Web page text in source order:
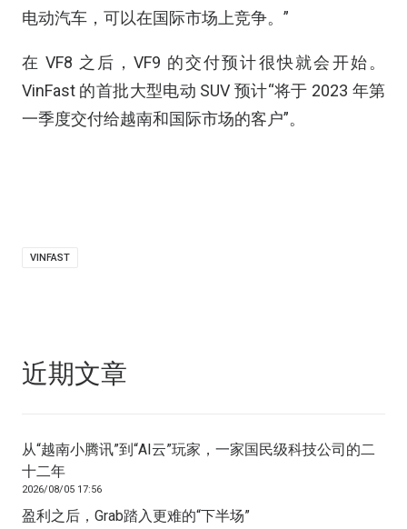
电动汽车，可以在国际市场上竞争。”
在 VF8 之后，VF9 的交付预计很快就会开始。
VinFast 的首批大型电动 SUV 预计“将于 2023 年第
一季度交付给越南和国际市场的客户”。
VINFAST
近期文章
从“越南小腾讯”到“AI云”玩家，一家国民级科技公司的二
十二年
2026/08/05 17:56
盈利之后，Grab踏入更难的“下半场”